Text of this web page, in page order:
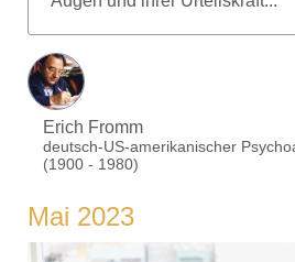
Erich Fromm
deutsch-US-amerikanischer
(1900 - 1980)
Mai 2023